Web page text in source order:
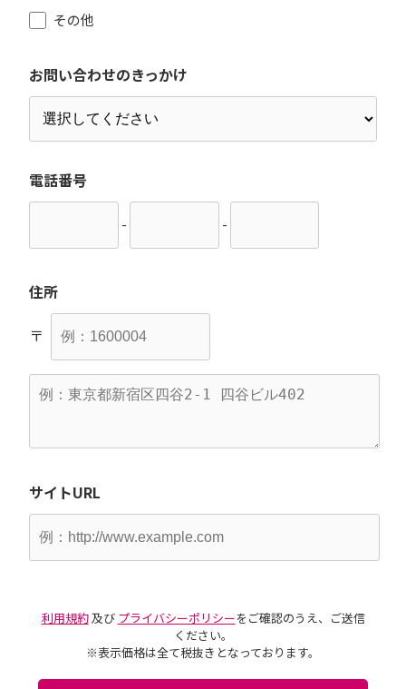
その他
お問い合わせのきっかけ
電話番号
- -
住所
〒
サイトURL
利用規約及び プライバシーポリシーをご確認のうえ、ご送信
ください。
※表示価格は全て税抜きとなっております。